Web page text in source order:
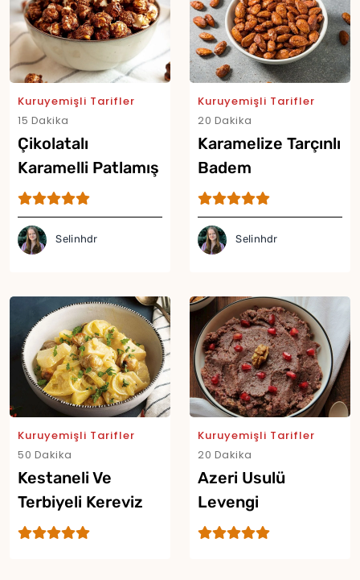
Kuruyemişli Tarifler
15 Dakika
Çikolatalı
Karamelli Patlamış
Mısır
Selinhdr
Kuruyemişli Tarifler
20 Dakika
Karamelize Tarçınlı
Badem
Selinhdr
Kuruyemişli Tarifler
50 Dakika
Kestaneli Ve
Terbiyeli Kereviz
Kuruyemişli Tarifler
20 Dakika
Azeri Usulü
Levengi